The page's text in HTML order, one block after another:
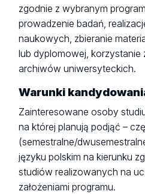
zgodnie z wybranym
prowadzenie badań,
naukowych, zbieranie
lub dyplomowej, korzystanie
archiwów uniwersyteckich.
Warunki
Zainteresowane osoby
na której planują podjąć –
(semestralne/
języku polskim na kierunku
studiów realizowanych na
założeniami programu.